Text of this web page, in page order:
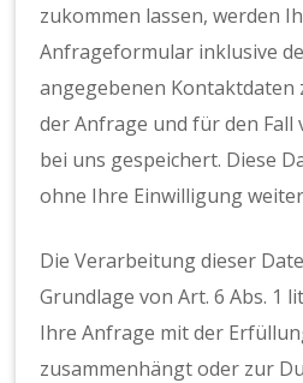
zukommen lassen, werden
Anfrageformular inklusive
angegebenen Kontaktdaten
der Anfrage und für den Fall
bei uns gespeichert. Diese
ohne Ihre Einwilligung
Die Verarbeitung dieser
Grundlage von Art. 6 Abs. 1
Ihre Anfrage mit der
zusammenhängt oder zur